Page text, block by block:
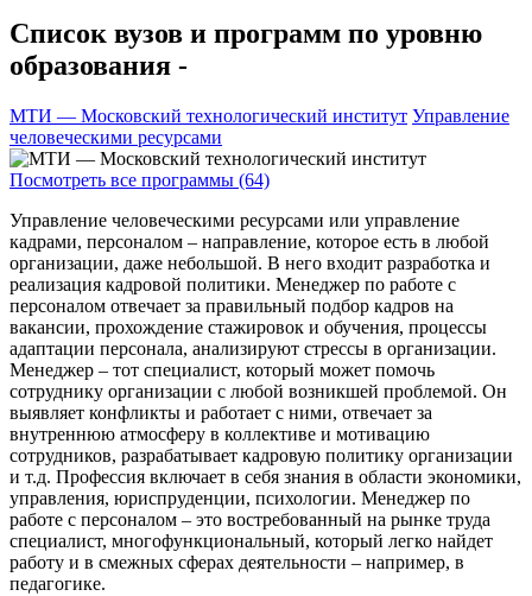
Список вузов и программ по уровню
образования -
МТИ — Московский технологический институт Управление
человеческими ресурсами
Посмотреть все программы (64)
Управление человеческими ресурсами или управление
кадрами, персоналом – направление, которое есть в любой
организации, даже небольшой. В него входит разработка и
реализация кадровой политики. Менеджер по работе с
персоналом отвечает за правильный подбор кадров на
вакансии, прохождение стажировок и обучения, процессы
адаптации персонала, анализируют стрессы в организации.
Менеджер – тот специалист, который может помочь
сотруднику организации с любой возникшей проблемой. Он
выявляет конфликты и работает с ними, отвечает за
внутреннюю атмосферу в коллективе и мотивацию
сотрудников, разрабатывает кадровую политику организации
и т.д. Профессия включает в себя знания в области экономики,
управления, юриспруденции, психологии. Менеджер по
работе с персоналом – это востребованный на рынке труда
специалист, многофункциональный, который легко найдет
работу и в смежных сферах деятельности – например, в
педагогике.